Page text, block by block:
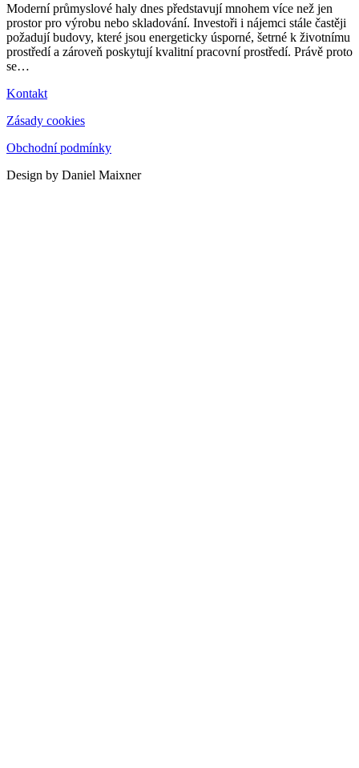
Moderní průmyslové haly dnes představují mnohem více než jen
prostor pro výrobu nebo skladování. Investoři i nájemci stále častěji
požadují budovy, které jsou energeticky úsporné, šetrné k životnímu
prostředí a zároveň poskytují kvalitní pracovní prostředí. Právě proto
se…
Kontakt
Zásady cookies
Obchodní podmínky
Design by Daniel Maixner